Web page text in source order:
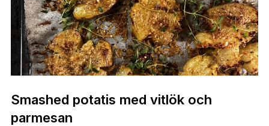
Smashed potatis med vitlök och
parmesan